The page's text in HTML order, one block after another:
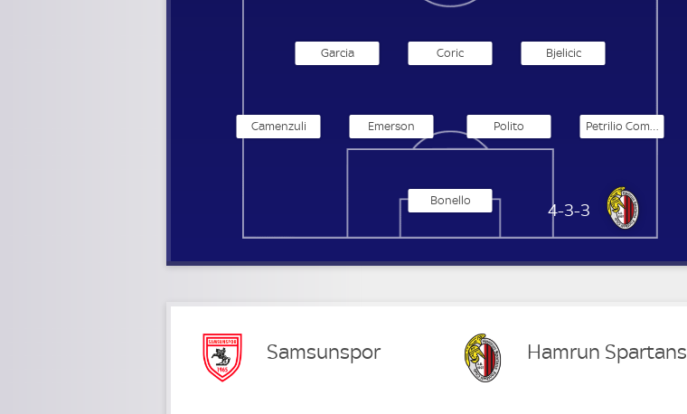
Hamrun Spartans
4-3-3
Bonello
Petrilio Compri
Polito
Emerson
Camenzuli
Bjelicic
Coric
Garcia
Samsunspor Hamrun Spartans